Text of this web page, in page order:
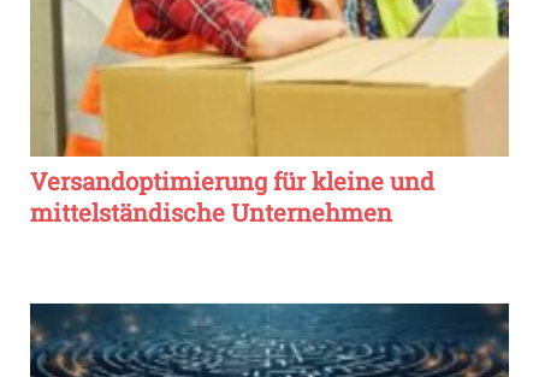
Versandoptimierung für kleine und
mittelständische Unternehmen